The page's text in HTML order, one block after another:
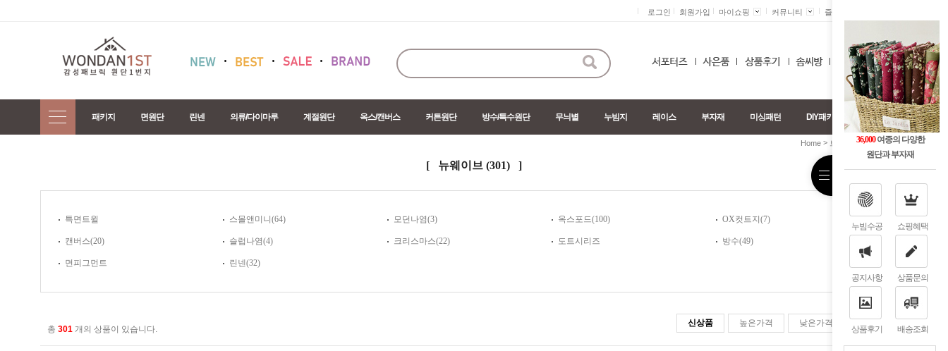
36,000여종의 다양한
원단과 부자재
누빔수공 쇼핑혜택
공지사항 상품문의
상품후기 배송조회
로그인 회원가입 마이쇼핑 커뮤니티 즐겨찾기 +
0
패키지 면원단 린넨 의류/다이마루 계절원단 옥스/캔버스 커튼원단 방수/특수원단 무늬별 누빔지 레이스 부자재 미싱패턴 DIY패키지
Home > 브랜드원단>뉴웨이브
[ 뉴웨이브 (301) ]
특면트윌 스몰앤미니(64) 모던나염(3) 옥스포드(100) OX컷트지(7)
캔버스(20) 슬럽나염(4) 크리스마스(22) 도트시리즈 방수(49)
면피그먼트 린넨(32)
총 301 개의 상품이 있습니다.
신상품 높은가격 낮은가격 판매순위